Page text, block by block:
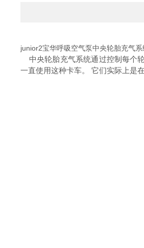
junior2宝华呼吸空气泵中央轮胎充气
中央轮胎充气系统通过控制每个
一直使用这种卡车。 它们实际上是